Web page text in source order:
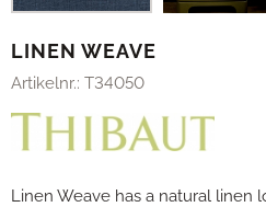
LINEN WEAVE
Artikelnr.: T34050
Linen Weave has a natural linen